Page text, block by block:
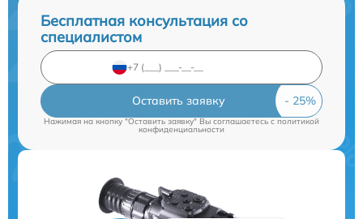
Бесплатная консультация со
специалистом
Оставить заявку
Нажимая на кнопку "Оставить заявку" Вы соглашаетесь cполитикой
конфиденциальности